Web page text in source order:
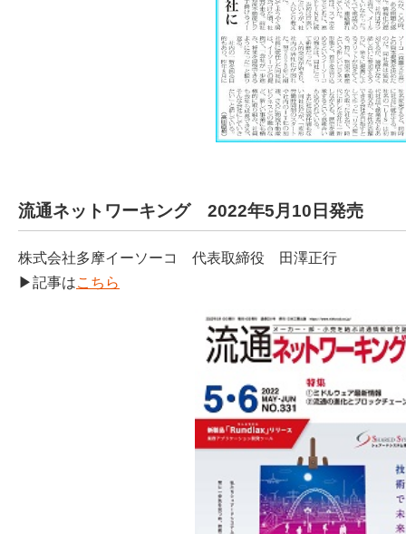
流通ネットワーキング 2022年5月10日発売
株式会社多摩イーソーコ 代表取締役 田澤正行
▶記事はこちら